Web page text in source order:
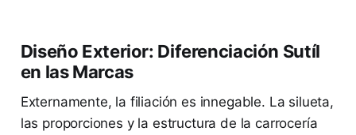
Diseño Exterior: Diferenciación Sutíl
en las Marcas
Externamente, la filiación es innegable. La silueta,
las proporciones y la estructura de la carrocería